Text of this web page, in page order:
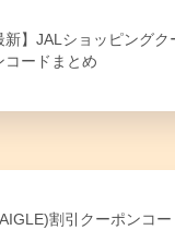
新】JALショッピング
コードまとめ
割引クーポンコー